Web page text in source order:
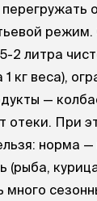
режим.
2 литра
кг веса),
—
отеки. При
норма
(рыба,